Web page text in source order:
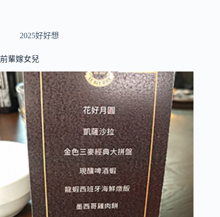
2025好好想
前輩嫁女兒